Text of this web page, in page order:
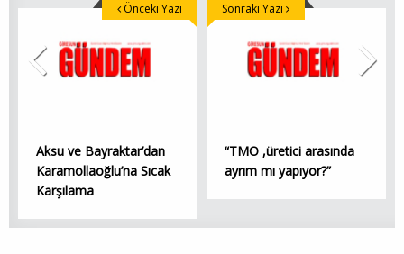
Aksu ve Bayraktar’dan
Karamollaoğlu’na Sıcak
Karşılama
Önceki Yazı
“TMO ,üretici arasında
ayrım mı yapıyor?”
Sonraki Yazı